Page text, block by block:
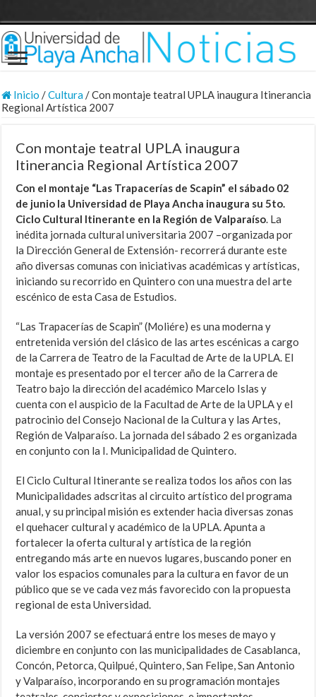
Inicio /Cultura/Con montaje teatral UPLA inaugura Itinerancia
Regional Artística 2007
Con montaje teatral UPLA inaugura
Itinerancia Regional Artística 2007
Con el montaje “Las Trapacerías de Scapin” el sábado 02
de junio la Universidad de Playa Ancha inaugura su 5to.
Ciclo Cultural Itinerante en la Región de Valparaíso. La
inédita jornada cultural universitaria 2007 –organizada por
la Dirección General de Extensión- recorrerá durante este
año diversas comunas con iniciativas académicas y artísticas,
iniciando su recorrido en Quintero con una muestra del arte
escénico de esta Casa de Estudios.
“Las Trapacerías de Scapin” (Moliére) es una moderna y
entretenida versión del clásico de las artes escénicas a cargo
de la Carrera de Teatro de la Facultad de Arte de la UPLA. El
montaje es presentado por el tercer año de la Carrera de
Teatro bajo la dirección del académico Marcelo Islas y
cuenta con el auspicio de la Facultad de Arte de la UPLA y el
patrocinio del Consejo Nacional de la Cultura y las Artes,
Región de Valparaíso. La jornada del sábado 2 es organizada
en conjunto con la I. Municipalidad de Quintero.
El Ciclo Cultural Itinerante se realiza todos los años con las
Municipalidades adscritas al circuito artístico del programa
anual, y su principal misión es extender hacia diversas zonas
el quehacer cultural y académico de la UPLA. Apunta a
fortalecer la oferta cultural y artística de la región
entregando más arte en nuevos lugares, buscando poner en
valor los espacios comunales para la cultura en favor de un
público que se ve cada vez más favorecido con la propuesta
regional de esta Universidad.
La versión 2007 se efectuará entre los meses de mayo y
diciembre en conjunto con las municipalidades de Casablanca,
Concón, Petorca, Quilpué, Quintero, San Felipe, San Antonio
y Valparaíso, incorporando en su programación montajes